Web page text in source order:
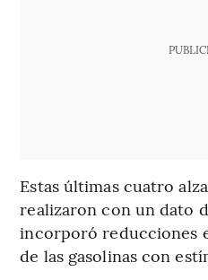
Estas últimas cuatro
realizaron con un dato
incorporó reducciones
de las gasolinas con